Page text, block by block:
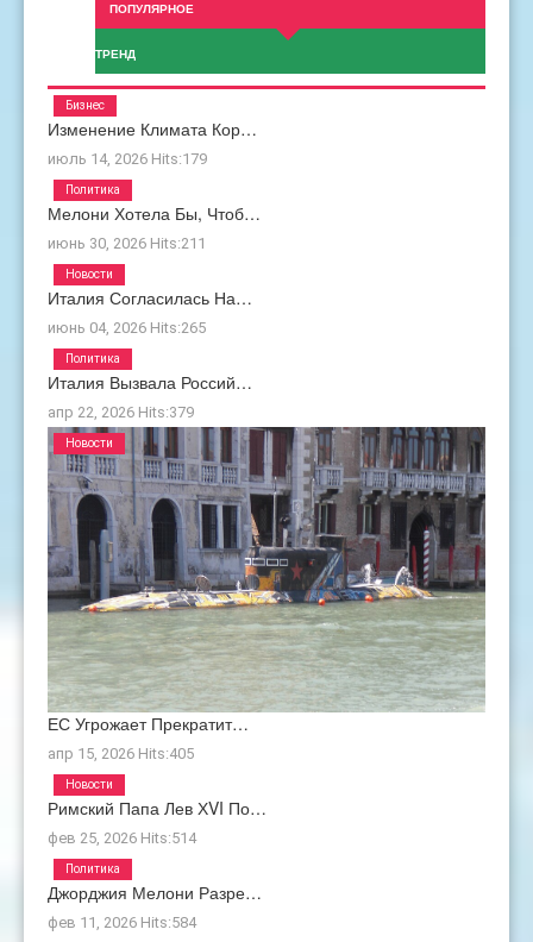
ПОПУЛЯРНОЕ
ТРЕНД
Изменение Климата Кор…
июль 14, 2026 Hits:179
Бизнес
Мелони Хотела Бы, Чтоб…
июнь 30, 2026 Hits:211
Политика
Италия Согласилась На…
июнь 04, 2026 Hits:265
Новости
Италия Вызвала Россий…
апр 22, 2026 Hits:379
Политика
ЕС Угрожает Прекратит…
апр 15, 2026 Hits:405
Новости
Римский Папа Лев ХVI По…
фев 25, 2026 Hits:514
Новости
Джорджия Мелони Разре…
фев 11, 2026 Hits:584
Политика